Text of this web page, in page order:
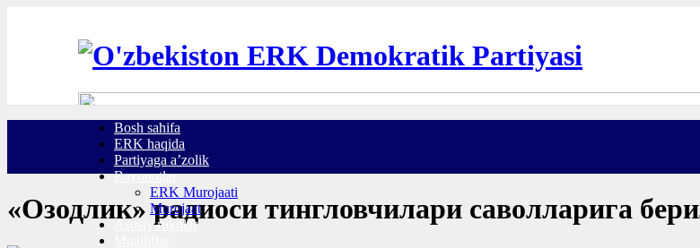
Bosh sahifa
ERK haqida
Partiyaga a’zolik
Bayonotlar
ERK Murojaati
Murojaat
Asosiy ruknlar
«Озодлик» радиоси тингловчилари саволларига